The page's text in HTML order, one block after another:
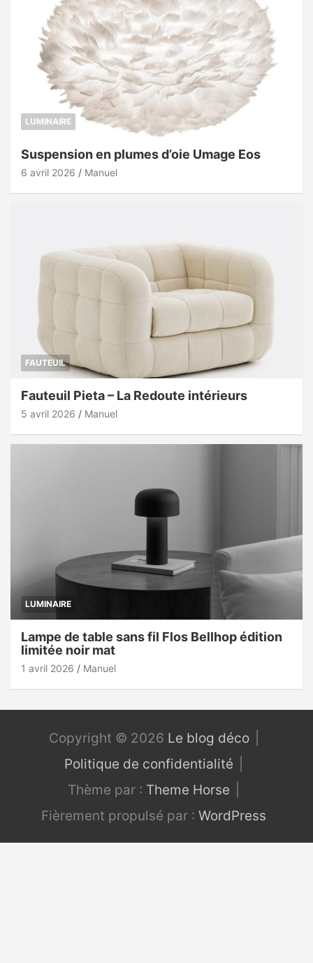
LUMINAIRE
Suspension en plumes d’oie Umage Eos
6 avril 2026 Manuel
FAUTEUIL
Fauteuil Pieta – La Redoute intérieurs
5 avril 2026 Manuel
LUMINAIRE
Lampe de table sans fil Flos Bellhop édition
limitée noir mat
1 avril 2026 Manuel
Copyright © 2026 Le blog déco
Politique de confidentialité
Thème par : Theme Horse
Fièrement propulsé par : WordPress